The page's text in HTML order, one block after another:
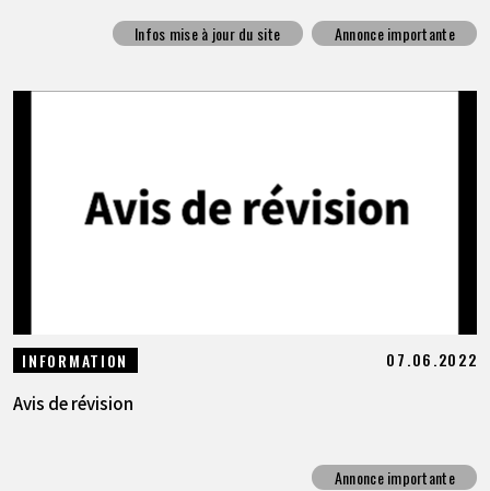
Infos mise à jour du site Annonce importante
INFORMATION 07.06.2022
Avis de révision
Annonce importante